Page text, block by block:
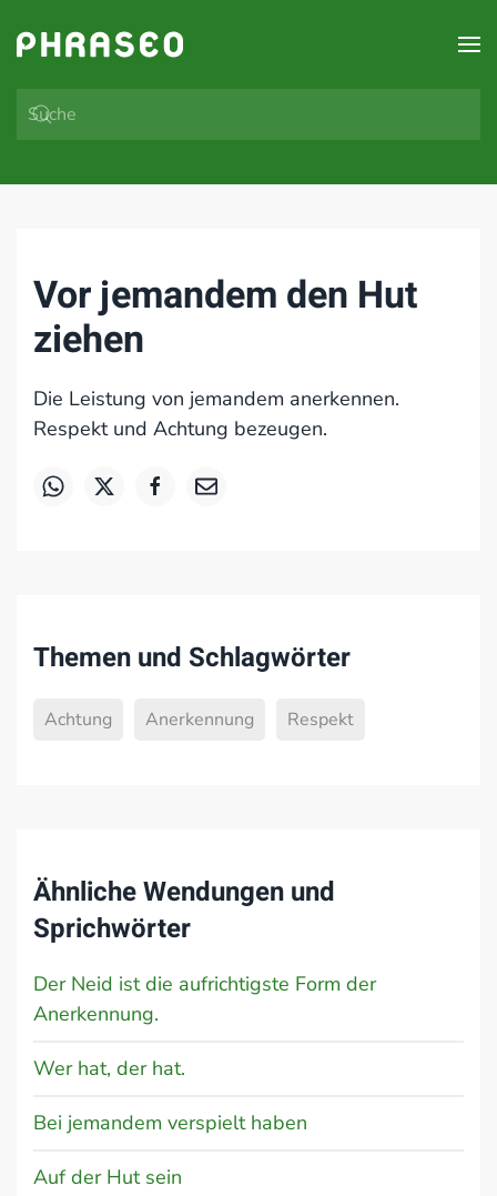
Zum Hauptinhalt springen
Vor jemandem den Hut
ziehen
Die Leistung von jemandem anerkennen.
Respekt und Achtung bezeugen.
Themen und Schlagwörter
Achtung Anerkennung Respekt
Ähnliche Wendungen und
Sprichwörter
Der Neid ist die aufrichtigste Form der
Anerkennung.
Wer hat, der hat.
Bei jemandem verspielt haben
Auf der Hut sein